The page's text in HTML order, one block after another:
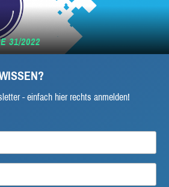
31/2022
- einfach hier rechts anmelden!